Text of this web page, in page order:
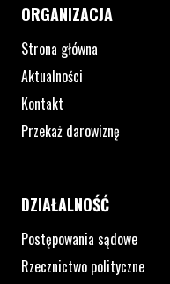
ORGANIZACJA
Strona główna
Aktualności
Kontakt
Przekaż darowiznę
DZIAŁALNOŚĆ
Postępowania sądowe
Rzecznictwo polityczne